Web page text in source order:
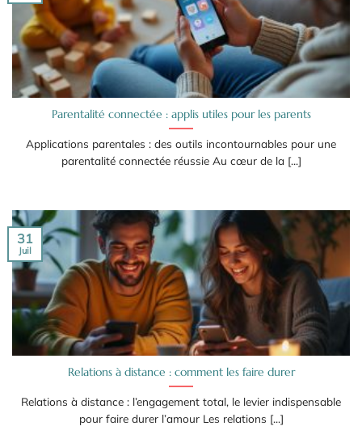
Parentalité connectée : applis utiles pour les parents
Applications parentales : des outils incontournables pour une
parentalité connectée réussie Au cœur de la [...]
Relations à distance : comment les faire durer
Relations à distance : l’engagement total, le levier indispensable
pour faire durer l’amour Les relations [...]
31
Juil